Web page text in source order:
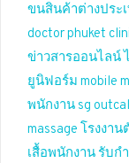
ขนสินค้าต่างประ
doctor phuket
ข่าวสารออนไลน์
ยูนิฟอร์ม mobile
พนักงาน sg
massage โรงงา
เสื้อพนักงาน รับก